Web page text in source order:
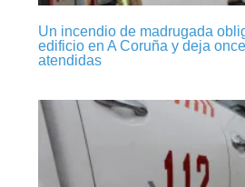
Un incendio de madrugada
edificio en A Coruña y deja
atendidas